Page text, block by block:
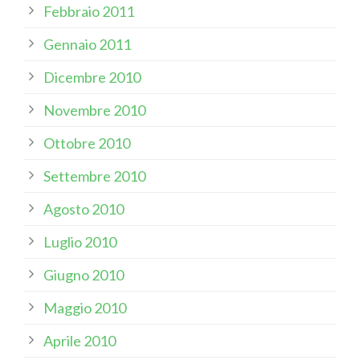
Febbraio 2011
Gennaio 2011
Dicembre 2010
Novembre 2010
Ottobre 2010
Settembre 2010
Agosto 2010
Luglio 2010
Giugno 2010
Maggio 2010
Aprile 2010